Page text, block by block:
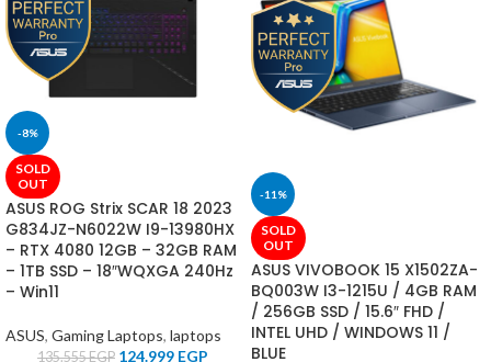
-8%
SOLD
OUT
ASUS ROG Strix SCAR 18 2023
G834JZ-N6022W I9-13980HX
– RTX 4080 12GB – 32GB RAM
– 1TB SSD – 18″WQXGA 240Hz
– Win11
ASUS, Gaming Laptops, laptops
135.555EGP 124.999 EGP
-11%
SOLD
OUT
ASUS VIVOBOOK 15 X1502ZA-
BQ003W I3-1215U / 4GB RAM
/ 256GB SSD / 15.6″ FHD /
INTEL UHD / WINDOWS 11 /
BLUE